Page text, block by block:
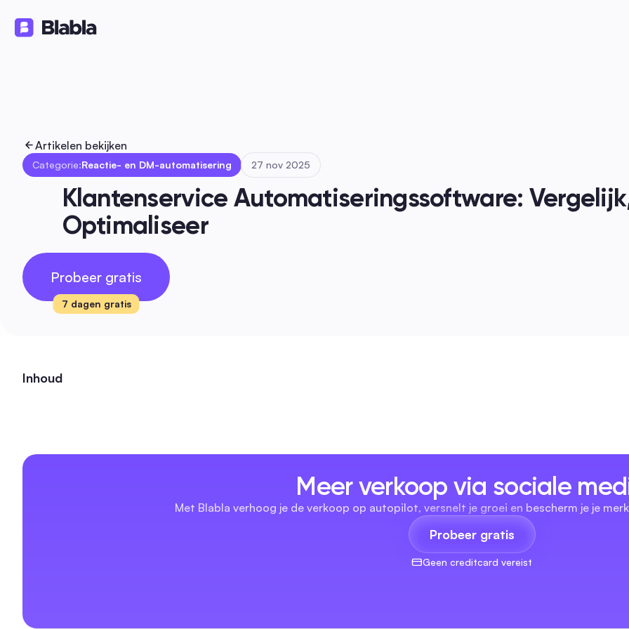
Artikelen bekijken
Categorie:Reactie- en DM-automatisering 27 nov 2025
Klantenservice Automatiseringssoftware:
Optimaliseer
Probeer gratis
7 dagen gratis
Inhoud
Meer verkoop via sociale
Met Blabla verhoog je de verkoop op autopilot, versnelt je groei en bescherm je je
Probeer gratis
Geen creditcard vereist